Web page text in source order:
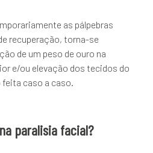
as pálpebras
recuperação, torna-se
de um peso de ouro na
e/ou elevação dos tecidos do
feita caso a caso.
paralisia facial?